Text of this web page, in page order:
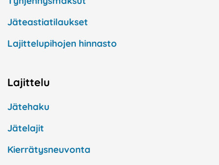
Jäteastiatilaukset
Lajittelupihojen hinnasto
Lajittelu
Jätehaku
Jätelajit
Kierrätysneuvonta